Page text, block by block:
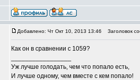
Добавлено: Чт Окт 10, 2013 13:46 Заголовок
Как он в сравнении с 1059?
Уж лучше голодать, чем что попало есть,
И лучше одному, чем вместе с кем попало!